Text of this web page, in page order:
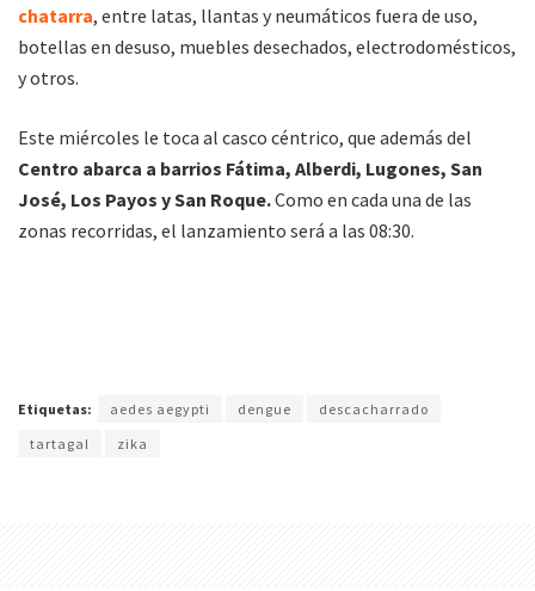
chatarra, entre latas, llantas y neumáticos fuera de uso,
botellas en desuso, muebles desechados, electrodomésticos,
y otros.
Este miércoles le toca al casco céntrico, que además del
Centro abarca a barrios Fátima, Alberdi, Lugones, San
José, Los Payos y San Roque.Como en cada una de las
zonas recorridas, el lanzamiento será a las 08:30.
Etiquetas: aedes aegypti dengue
descacharrado
tartagal
zika